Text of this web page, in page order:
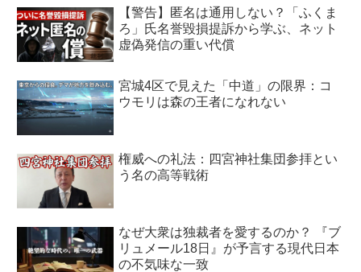
【警告】匿名は通用しない？「ふくま
ろ」氏名誉毀損提訴から学ぶ、ネット
虚偽発信の重い代償
宮城4区で見えた「中道」の限界：コ
ウモリは森の王者になれない
権威への礼法：四宮神社集団参拝とい
う名の高等戦術
なぜ大衆は独裁者を愛するのか？ 『ブ
リュメール18日』が予言する現代日本
の不気味な一致